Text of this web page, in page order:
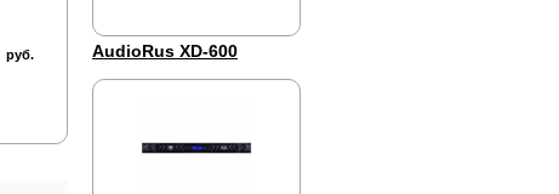
руб. AudioRus XD-600